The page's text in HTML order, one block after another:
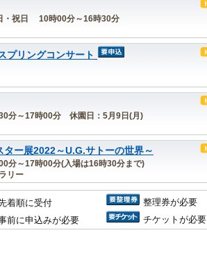
・祝日 10時00分～16時30分
リングコンサート
分～17時00分 休園日：5月9日(月)
ー展2022～U.G.サトーの世界～
～17時00分(入場は16時30分まで)
リー
着順に受付
整理券が必要
前に申込みが必要 チケットが必要